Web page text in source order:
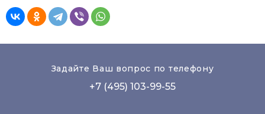
Задайте Ваш вопрос по телефону
+7 (495) 103-99-55